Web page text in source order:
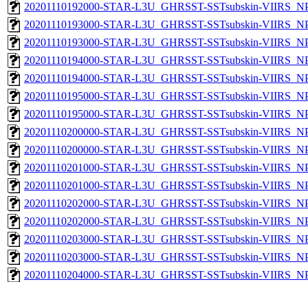
20201110192000-STAR-L3U_GHRSST-SSTsubskin-
20201110193000-STAR-L3U_GHRSST-SSTsubskin-
20201110193000-STAR-L3U_GHRSST-SSTsubskin-
20201110194000-STAR-L3U_GHRSST-SSTsubskin-
20201110194000-STAR-L3U_GHRSST-SSTsubskin-
20201110195000-STAR-L3U_GHRSST-SSTsubskin-
20201110195000-STAR-L3U_GHRSST-SSTsubskin-
20201110200000-STAR-L3U_GHRSST-SSTsubskin-
20201110200000-STAR-L3U_GHRSST-SSTsubskin-
20201110201000-STAR-L3U_GHRSST-SSTsubskin-
20201110201000-STAR-L3U_GHRSST-SSTsubskin-
20201110202000-STAR-L3U_GHRSST-SSTsubskin-
20201110202000-STAR-L3U_GHRSST-SSTsubskin-
20201110203000-STAR-L3U_GHRSST-SSTsubskin-
20201110203000-STAR-L3U_GHRSST-SSTsubskin-
20201110204000-STAR-L3U_GHRSST-SSTsubskin-